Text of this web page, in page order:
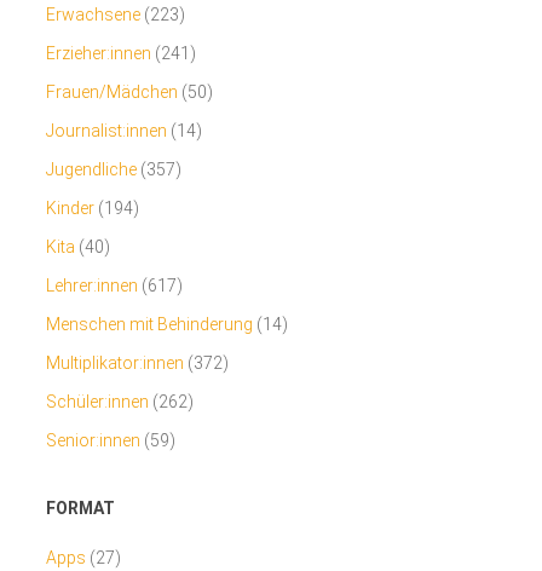
Erwachsene (223)
Erzieher:innen (241)
Frauen/Mädchen (50)
Journalist:innen (14)
Jugendliche (357)
Kinder (194)
Kita (40)
Lehrer:innen (617)
Menschen mit Behinderung (14)
Multiplikator:innen (372)
Schüler:innen (262)
Senior:innen (59)
FORMAT
Apps (27)